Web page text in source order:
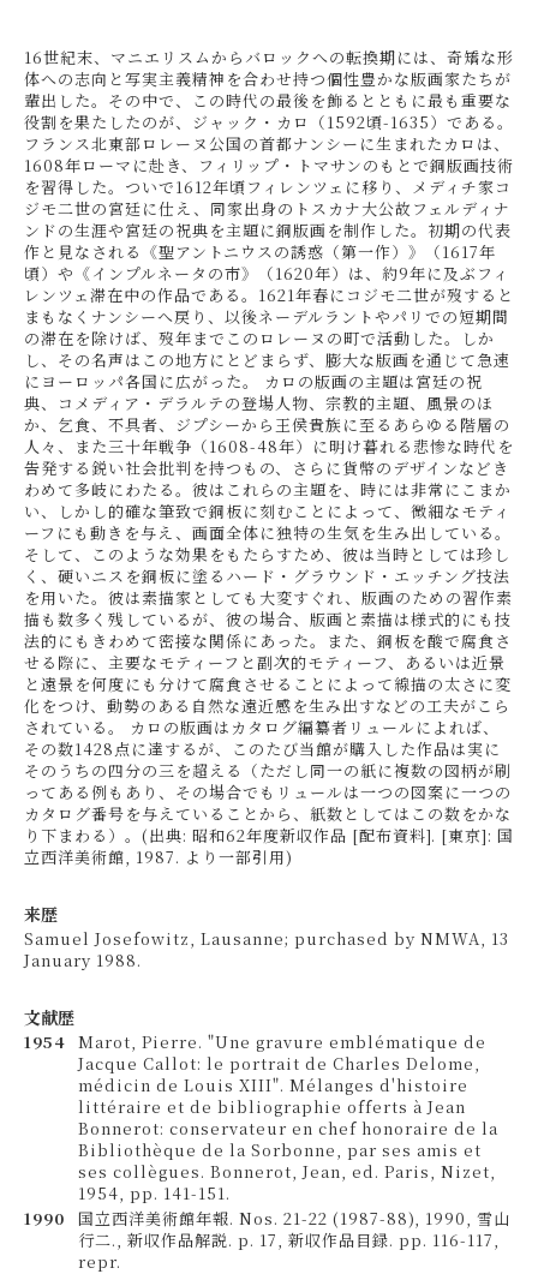
16世紀末、マニエリスムからバロックへの転換期には、奇矯な形
体への志向と写実主義精神を合わせ持つ個性豊かな版画家たちが
輩出した。その中で、この時代の最後を飾るとともに最も重要な
役割を果たしたのが、ジャック・カロ（1592頃-1635）である。
フランス北東部ロレーヌ公国の首都ナンシーに生まれたカロは、
1608年ローマに赴き、フィリップ・トマサンのもとで銅版画技術
を習得した。ついで1612年頃フィレンツェに移り、メディチ家コ
ジモ二世の宮廷に仕え、同家出身のトスカナ大公故フェルディナ
ンドの生涯や宮廷の祝典を主題に銅版画を制作した。初期の代表
作と見なされる《聖アントニウスの誘惑（第一作）》（1617年
頃）や《インプルネータの市》（1620年）は、約9年に及ぶフィ
レンツェ滞在中の作品である。1621年春にコジモ二世が歿すると
まもなくナンシーへ戻り、以後ネーデルラントやパリでの短期間
の滞在を除けば、歿年までこのロレーヌの町で活動した。しか
し、その名声はこの地方にとどまらず、膨大な版画を通じて急速
にヨーロッパ各国に広がった。 カロの版画の主題は宮廷の祝
典、コメディア・デラルテの登場人物、宗教的主題、風景のほ
か、乞食、不具者、ジプシーから王侯貴族に至るあらゆる階層の
人々、また三十年戦争（1608-48年）に明け暮れる悲惨な時代を
告発する鋭い社会批判を持つもの、さらに貨幣のデザインなどき
わめて多岐にわたる。彼はこれらの主題を、時には非常にこまか
い、しかし的確な筆致で銅板に刻むことによって、微細なモティ
ーフにも動きを与え、画面全体に独特の生気を生み出している。
そして、このような効果をもたらすため、彼は当時としては珍し
く、硬いニスを銅板に塗るハード・グラウンド・エッチング技法
を用いた。彼は素描家としても大変すぐれ、版画のための習作素
描も数多く残しているが、彼の場合、版画と素描は様式的にも技
法的にもきわめて密接な関係にあった。また、銅板を酸で腐食さ
せる際に、主要なモティーフと副次的モティーフ、あるいは近景
と遠景を何度にも分けて腐食させることによって線描の太さに変
化をつけ、動勢のある自然な遠近感を生み出すなどの工夫がこら
されている。 カロの版画はカタログ編纂者リュールによれば、
その数1428点に達するが、このたび当館が購入した作品は実に
そのうちの四分の三を超える（ただし同一の紙に複数の図柄が刷
ってある例もあり、その場合でもリュールは一つの図案に一つの
カタログ番号を与えていることから、紙数としてはこの数をかな
り下まわる）。(出典: 昭和62年度新収作品 [配布資料]. [東京]: 国
立西洋美術館, 1987. より一部引用)
来歴
Samuel Josefowitz, Lausanne; purchased by NMWA, 13
January 1988.
文献歴
1954 Marot, Pierre. "Une gravure emblématique de
Jacque Callot: le portrait de Charles Delome,
médicin de Louis XIII". Mélanges d'histoire
littéraire et de bibliographie offerts à Jean
Bonnerot: conservateur en chef honoraire de la
Bibliothèque de la Sorbonne, par ses amis et
ses collègues. Bonnerot, Jean, ed. Paris, Nizet,
1954, pp. 141-151.
1990
国立西洋美術館年報. Nos. 21-22 (1987-88), 1990, 雪山
行二., 新収作品解説. p. 17, 新収作品目録. pp. 116-117,
repr.